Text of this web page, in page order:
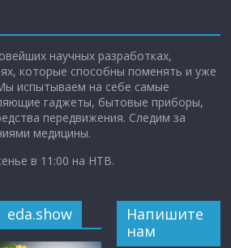
научных разработках,
которые способны поменять и уже
испытываем на себе самые
гаджеты, бытовые приборы,
передвижения. Следим за
медицины.
в 11:00 на НТВ.
eda.show
Напишите
нам